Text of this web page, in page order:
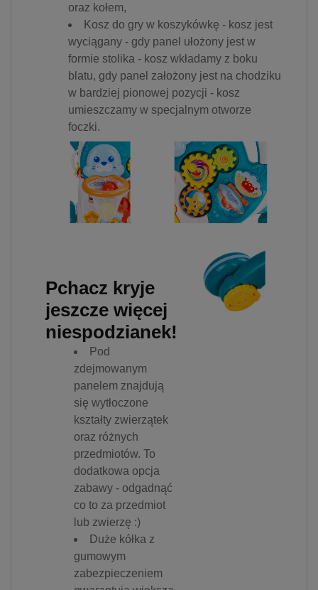
oraz kołem,
Kosz do gry w koszykówkę - kosz jest
wyciągany - gdy panel ułożony jest w
formie stolika - kosz wkładamy z boku
blatu, gdy panel założony jest na chodziku
w bardziej pionowej pozycji - kosz
umieszczamy w specjalnym otworze
foczki.
Pchacz kryje
jeszcze więcej
niespodzianek!
Pod
zdejmowanym
panelem znajdują
się wytłoczone
kształty zwierzątek
oraz różnych
przedmiotów. To
dodatkowa opcja
zabawy - odgadnąć
co to za przedmiot
lub zwierzę :)
Duże kółka z
gumowym
zabezpieczeniem